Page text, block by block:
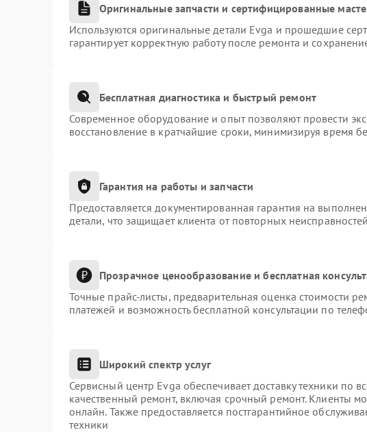
Оригинальные запчасти и сертифицированные
Используются оригинальные детали Evga и прошедшие
гарантирует корректную работу после ремонта и
Бесплатная диагностика и быстрый ремонт
Современное оборудование и опыт позволяют провести
восстановление в кратчайшие сроки, минимизируя время
Гарантия на работы и запчасти
Предоставляется документированная гарантия на
детали, что защищает клиента от повторных неисправностей
Прозрачное ценообразование и бесплатная
Точные прайс-листы, предварительная оценка стоимости
платежей и возможность бесплатной консультации по
Широкий спектр услуг
Сервисный центр Evga обеспечивает доставку техники по
качественный ремонт, включая срочный ремонт. Клиенты
онлайн. Также предоставляется постгарантийное
техники